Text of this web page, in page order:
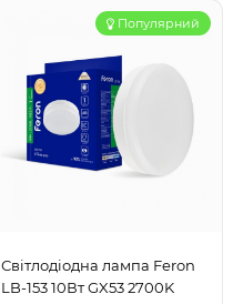
Популярний
Світлодіодна лампа Feron
LB-153 10Вт GX53 2700K